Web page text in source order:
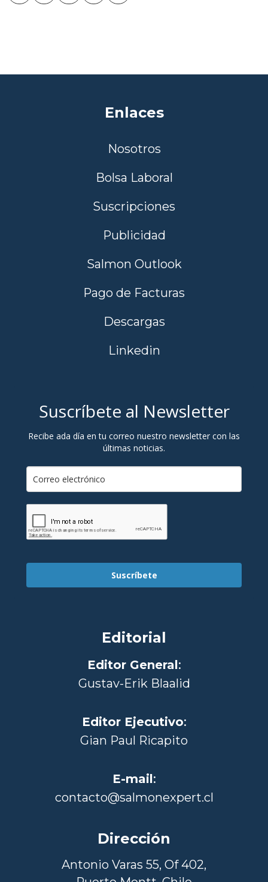
Enlaces
Nosotros
Bolsa Laboral
Suscripciones
Publicidad
Salmon Outlook
Pago de Facturas
Descargas
Linkedin
Suscríbete al Newsletter
Recibe ada día en tu correo nuestro newsletter con las
últimas noticias.
Suscríbete
Editorial
Editor General:
Gustav-Erik Blaalid
Editor Ejecutivo:
Gian Paul Ricapito
E-mail:
contacto@salmonexpert.cl
Dirección
Antonio Varas 55, Of 402,